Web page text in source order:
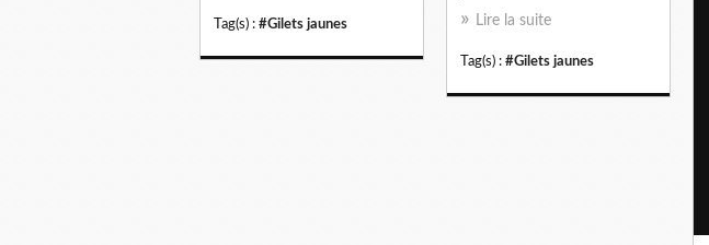
Lire la suite
Tag(s) : #Gilets jaunes
Tag(s) : #Gilets jaunes